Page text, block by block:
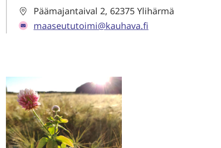
Päämajantaival 2, 62375 Ylihärmä
maaseututoimi@kauhava.fi